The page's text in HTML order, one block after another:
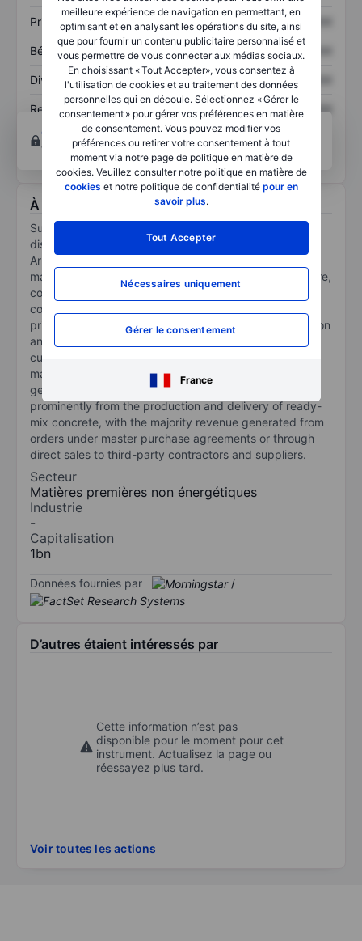
meilleure expérience de navigation en permettant, en
optimisant et en analysant les opérations du site, ainsi
que pour fournir un contenu publicitaire personnalisé et
vous permettre de vous connecter aux médias sociaux.
En choisissant « Tout Accepter», vous consentez à
l'utilisation de cookies et au traitement des données
personnelles qui en découle. Sélectionnez « Gérer le
consentement » pour gérer vos préférences en matière
de consentement. Vous pouvez modifier vos
préférences ou retirer votre consentement à tout
moment via notre page de politique en matière de
cookies. Veuillez consulter notre politique en matière de
cookies et notre politique de confidentialité pour en
savoir plus.
Tout Accepter
Nécessaires uniquement
Gérer le consentement
France
Prix / ventes XXXXXXX XXXXXXX
Bénéfice par action XXXXXXX XXXXXXX
Dividende par action XXXXXXX XXXXXXX
Rendement des
capitaux propres
XXXXXXX
XXXXXXX
Ouvrir un comptepour accéder à d’autres outils
techniques et d’analyses.
À propos Suncrete Inc
Suncrete Inc is a ready-mix concrete logistics and
distribution platform operating across Oklahoma and
Arkansas. Ready-mix concrete is a crucial building
material that is used in the vast majority of infrastructure,
commercial and residential construction projects. The
company's ready-mix concrete business engages
principally in the precise formulation, efficient production
and on-time delivery of ready-mix concrete to the
customers’ job sites. It serves substantially all end
markets of the construction industry in the select
geographic markets. The company earns revenue
prominently from the production and delivery of ready-
mix concrete, with the majority revenue generated from
orders under master purchase agreements or through
direct sales to third-party contractors and suppliers.
Secteur
Matières premières non énergétiques
Industrie
-
Capitalisation
1bn
Données fournies par /
D’autres étaient intéressés par
Cette information n’est pas
disponible pour le moment pour cet
instrument. Actualisez la page ou
réessayez plus tard.
Voir toutes les actions